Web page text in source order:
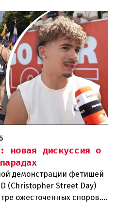
новая дискуссия о
демонстрации фетишей
(Christopher Street Day)
ожесточенных споров.